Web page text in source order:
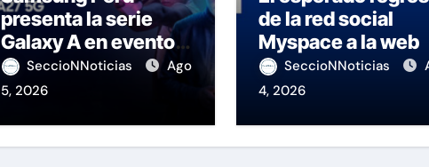
presenta la serie
Galaxy A en evento
de K-Pop
SeccioNNoticias
Ago
5, 2026
de la red social
Myspace a la web
SeccioNNoticias
4, 2026